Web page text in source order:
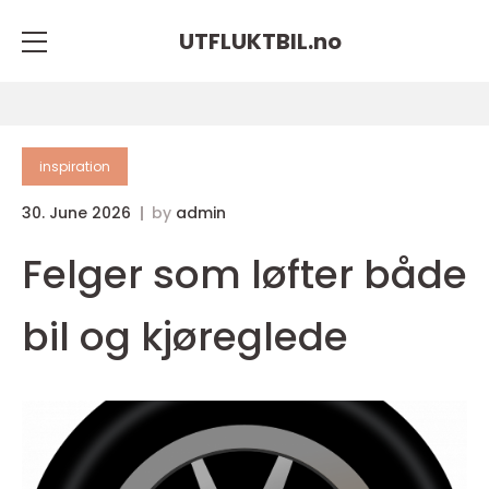
UTFLUKTBIL.no
inspiration
30. June 2026 by admin
Felger som løfter både
bil og kjøreglede